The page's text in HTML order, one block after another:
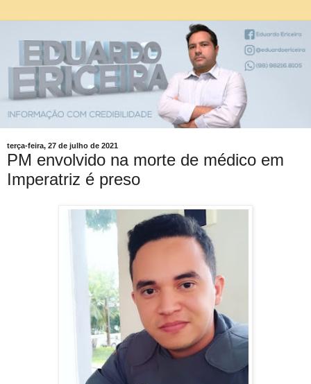
terça-feira, 27 de julho de 2021
PM envolvido na morte de médico em
Imperatriz é preso